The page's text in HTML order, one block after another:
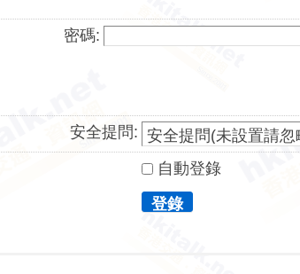
密碼:
安全提問:
自動登錄
登錄